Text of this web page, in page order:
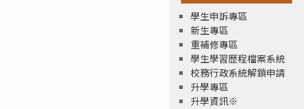
學生申訴專區
新生專區
重補修專區
學生學習歷程檔案系統
校務行政系統解鎖申請
升學專區
升學資訊※